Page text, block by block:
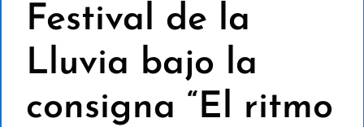
Festival de la
Lluvia bajo la
consigna “El ritmo